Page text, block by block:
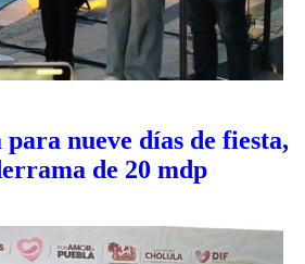
nueve días de fiesta,
de 20 mdp